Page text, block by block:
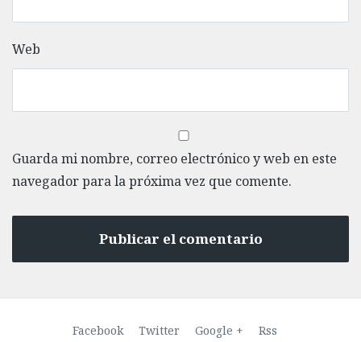
Web
Guarda mi nombre, correo electrónico y web en este
navegador para la próxima vez que comente.
Facebook Twitter Google + Rss